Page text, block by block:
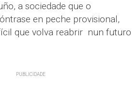
a sociedade que o
en peche provisional,
que volva reabrir nun futuro